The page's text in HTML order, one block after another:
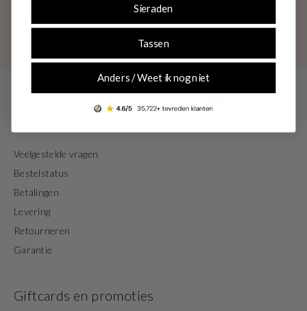
Veelgestelde vragen
Bestelstatus
Betalingen
Levering
Retourneren
Garantie
Giftcards en promoties
Sieraden
Tassen
Anders / Weet ik nog niet